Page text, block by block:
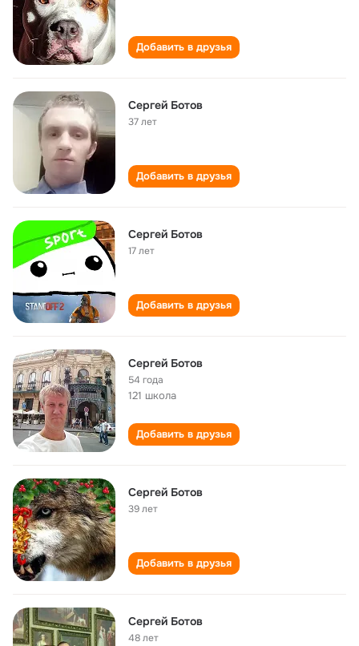
Добавить в друзья
Сергей Ботов
37 лет
Добавить в друзья
Сергей Ботов
17 лет
Добавить в друзья
Сергей Ботов
54 года
121 школа
Добавить в друзья
Сергей Ботов
39 лет
Добавить в друзья
Сергей Ботов
48 лет